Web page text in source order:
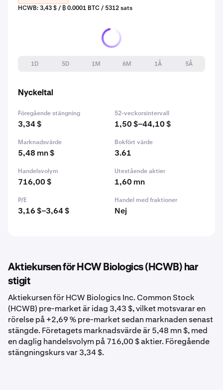
HCWB: 3,43 $ / ₿ 0.0001 BTC / 5312 sats
1D 5D 1M 6M 1Å 5Å
Nyckeltal
Föregående stängning
3,34 $
52-veckorsintervall
1,50 $–44,10 $
Marknadsvärde
5,48 mn $
Bokfört värde
3.61
Handelsvolym
716,00 $
Utestående aktier
1,60 mn
P/E
3,16 $–3,64 $
Handel med fraktioner
Nej
Aktiekursen för HCW Biologics (HCWB) har
stigit
Aktiekursen för HCW Biologics Inc. Common Stock
(HCWB) pre-market är idag 3,43 $, vilket motsvarar en
rörelse på +2,69 % pre-market sedan marknaden senast
stängde. Företagets marknadsvärde är 5,48 mn $, med
en daglig handelsvolym på 716,00 $ aktier. Föregående
stängningskurs var 3,34 $.